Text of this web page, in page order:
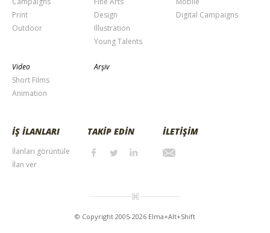
Print
Outdoor
Design
Illustration
Young Talents
Digital Campaigns
Video
Short Films
Animation
Arşiv
İŞ İLANLARI
İlanları görüntüle
İlan ver
TAKİP EDİN İLETİŞİM
© Copyright 2005-2026 Elma+Alt+Shift